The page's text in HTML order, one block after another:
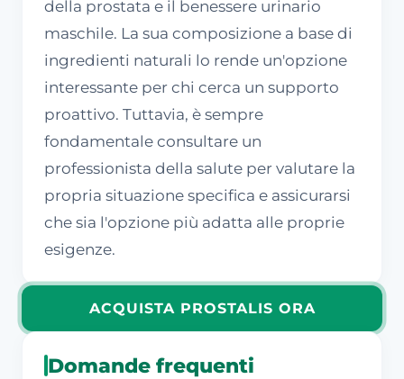
della prostata e il benessere urinario
maschile. La sua composizione a base di
ingredienti naturali lo rende un'opzione
interessante per chi cerca un supporto
proattivo. Tuttavia, è sempre
fondamentale consultare un
professionista della salute per valutare la
propria situazione specifica e assicurarsi
che sia l'opzione più adatta alle proprie
esigenze.
ACQUISTA PROSTALIS ORA
Domande frequenti